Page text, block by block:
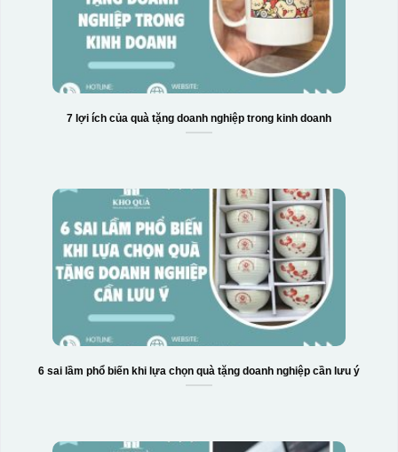
7 lợi ích của quà tặng doanh nghiệp trong kinh doanh
6 sai lầm phổ biến khi lựa chọn quà tặng doanh nghiệp cần lưu ý